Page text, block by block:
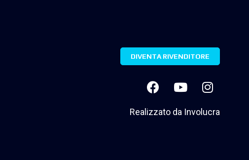
DIVENTA RIVENDITORE
Realizzato da Involucra